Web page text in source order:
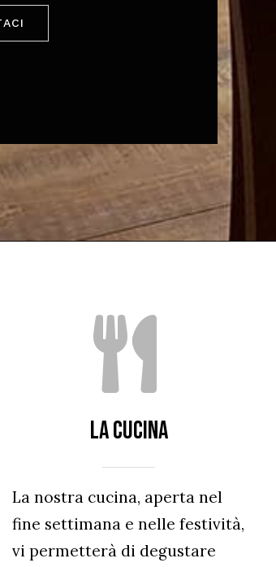
LA CUCINA
La nostra cucina, aperta nel
fine settimana e nelle festività,
vi permetterà di degustare